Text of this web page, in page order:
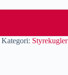
Kategori: Styrekugler